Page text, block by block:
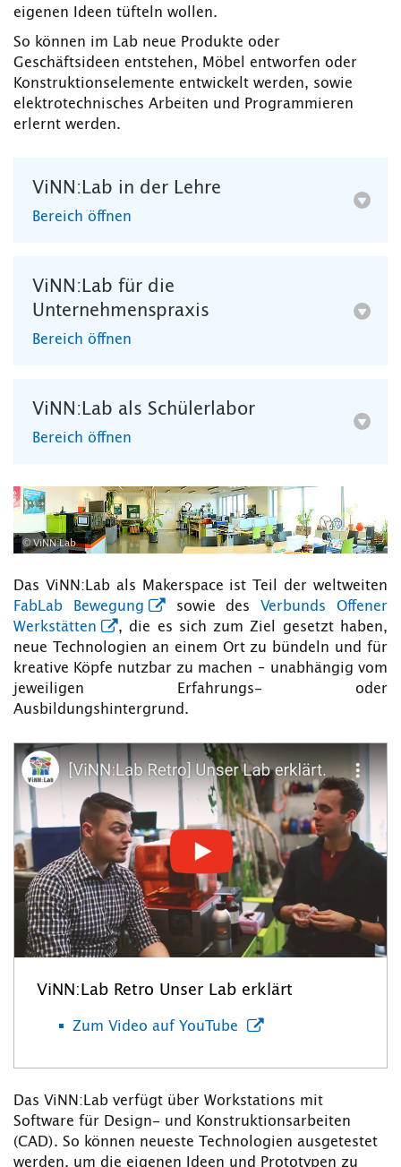
eigenen Ideen tüfteln wollen.
So können im Lab neue Produkte oder
Geschäftsideen entstehen, Möbel entworfen oder
Konstruktionselemente entwickelt werden, sowie
elektrotechnisches Arbeiten und Programmieren
erlernt werden.
ViNN:Lab in der Lehre
Bereich öffnen
ViNN:Lab für die
Unternehmenspraxis
Bereich öffnen
ViNN:Lab als Schülerlabor
Bereich öffnen
© ViNN:Lab
Das ViNN:Lab als Makerspace ist Teil der weltweiten
FabLab Bewegung
sowie desVerbunds Offener
Werkstätten
, die es sich zum Ziel gesetzt haben,
neue Technologien an einem Ort zu bündeln und für
kreative Köpfe nutzbar zu machen – unabhängig vom
jeweiligen Erfahrungs- oder
Ausbildungshintergrund.
ViNN:Lab Retro Unser Lab erklärt
Zum Video auf YouTube
Das ViNN:Lab verfügt über Workstations mit
Software für Design- und Konstruktionsarbeiten
(CAD). So können neueste Technologien ausgetestet
werden, um die eigenen Ideen und Prototypen zu